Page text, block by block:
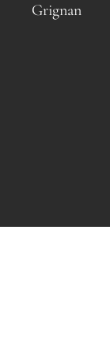
Grignan